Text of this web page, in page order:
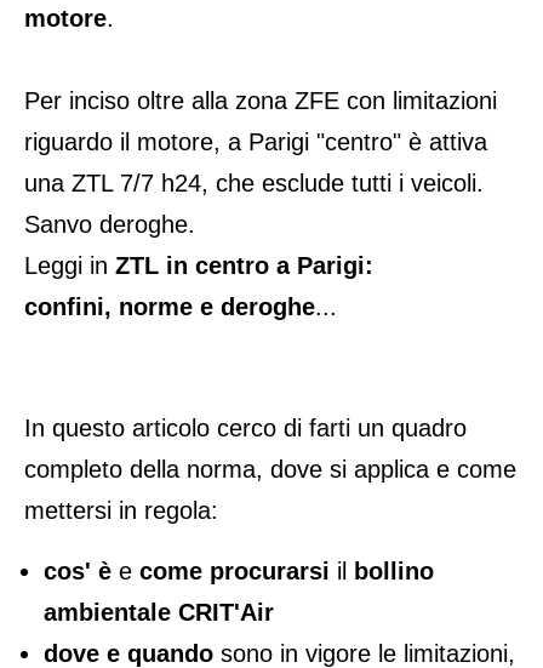
motore.
Per inciso oltre alla zona ZFE con limitazioni
riguardo il motore, a Parigi "centro" è attiva
una ZTL 7/7 h24, che esclude tutti i veicoli.
Sanvo deroghe.
Leggi in ZTL in centro a Parigi:
confini, norme e deroghe...
In questo articolo cerco di farti un quadro
completo della norma, dove si applica e come
mettersi in regola:
cos' è e come procurarsi il
bollino
ambientale CRIT'Air
dove e quando sono in vigore le limitazioni,